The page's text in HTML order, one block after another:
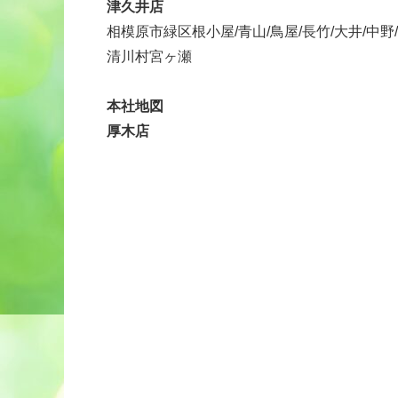
津久井店
相模原市緑区根小屋/青山/鳥屋/長竹/大井/中野
清川村宮ヶ瀬
本社地図
厚木店